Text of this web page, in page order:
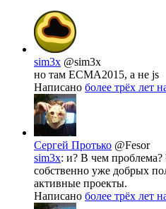
sim3x @sim3x
но там ECMA2015, а не js
Написано более трёх лет
Сергей Протько @Fesor
sim3x: и? В чем
собственно уже добрых
активные проекты.
Написано более трёх лет